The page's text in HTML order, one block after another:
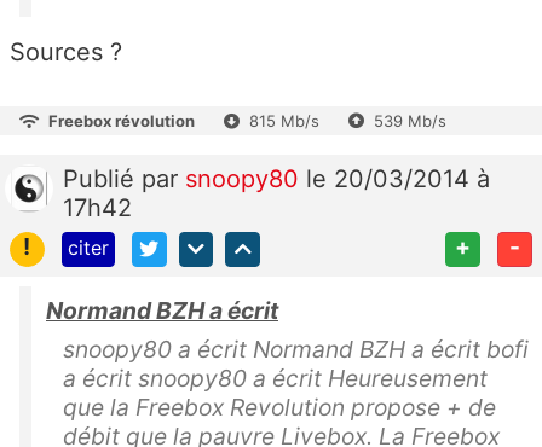
Sources ?
Freebox révolution 815 Mb/s 539 Mb/s
Publié par snoopy80 le 20/03/2014 à
17h42
!
citer + -
Normand BZH a écrit
snoopy80 a écrit Normand BZH a écrit bofi
a écrit snoopy80 a écrit Heureusement
que la Freebox Revolution propose + de
débit que la pauvre Livebox. La Freebox